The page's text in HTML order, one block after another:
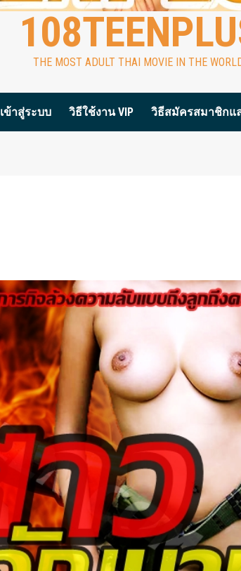
THE MOST ADULT THAI MOVIE IN THE
เข้าสู่ระบบ วิธีใช้งาน VIP วิธีสมัครสมาชิกแล